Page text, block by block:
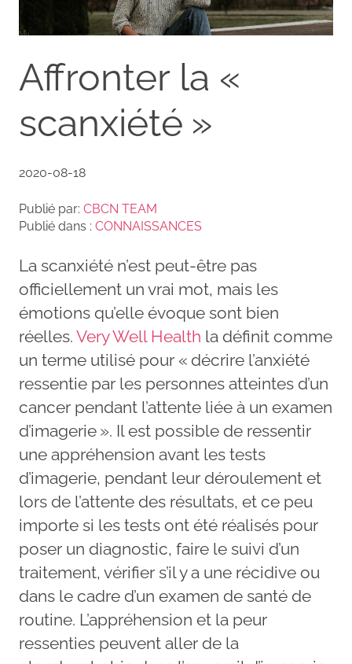
Affronter la «
scanxiété »
2020-08-18
Publié par: CBCN TEAM
Publié dans : CONNAISSANCES
La scanxiété n’est peut-être pas
officiellement un vrai mot, mais les
émotions qu’elle évoque sont bien
réelles. Very Well Health la définit comme
un terme utilisé pour « décrire l’anxiété
ressentie par les personnes atteintes d’un
cancer pendant l’attente liée à un examen
d’imagerie ». Il est possible de ressentir
une appréhension avant les tests
d’imagerie, pendant leur déroulement et
lors de l’attente des résultats, et ce peu
importe si les tests ont été réalisés pour
poser un diagnostic, faire le suivi d’un
traitement, vérifier s’il y a une récidive ou
dans le cadre d’un examen de santé de
routine. L’appréhension et la peur
ressenties peuvent aller de la